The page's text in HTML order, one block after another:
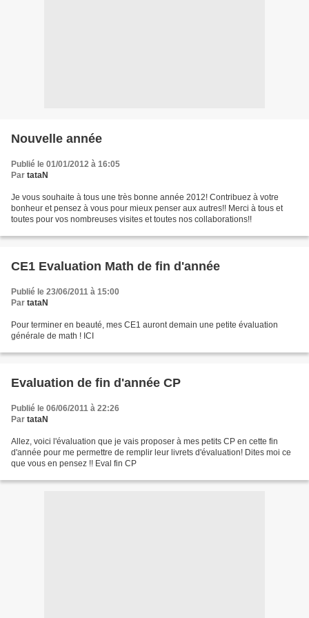
Nouvelle année
Publié le 01/01/2012 à 16:05
Par tataN
Je vous souhaite à tous une très bonne année 2012! Contribuez à votre
bonheur et pensez à vous pour mieux penser aux autres!! Merci à tous et
toutes pour vos nombreuses visites et toutes nos collaborations!!
CE1 Evaluation Math de fin d'année
Publié le 23/06/2011 à 15:00
Par tataN
Pour terminer en beauté, mes CE1 auront demain une petite évaluation
générale de math ! ICI
Evaluation de fin d'année CP
Publié le 06/06/2011 à 22:26
Par tataN
Allez, voici l'évaluation que je vais proposer à mes petits CP en cette fin
d'année pour me permettre de remplir leur livrets d'évaluation! Dites moi ce
que vous en pensez !! Eval fin CP